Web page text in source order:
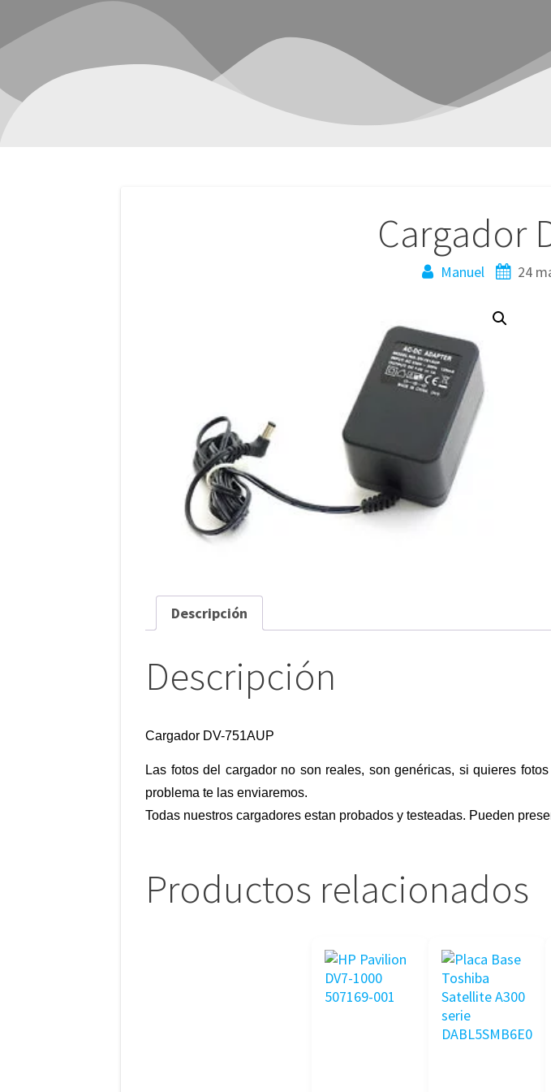
Cargador
Manuel 24
Descripción
Descripción
Cargador DV-751AUP
Las fotos del cargador no son reales, son genéricas, si quieres
problema te las enviaremos.
Todas nuestros cargadores estan probados y testeadas. Pueden
Productos relacionados